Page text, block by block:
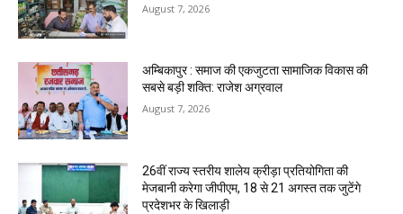
August 7, 2026
अम्बिकापुर : समाज की एकजुटता सामाजिक विकास की
सबसे बड़ी शक्ति: राजेश अग्रवाल
August 7, 2026
26वीं राज्य स्तरीय शालेय क्रीड़ा प्रतियोगिता की
मेजबानी करेगा जीपीएम, 18 से 21 अगस्त तक जुटेंगे
प्रदेशभर के खिलाड़ी